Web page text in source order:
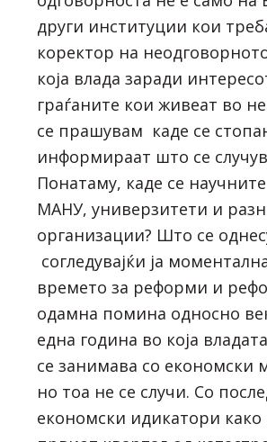
други институции кои
коректор на
која влада заради
граѓаните кои живеат во
се прашувам каде се
информираат што се
Понатаму, каде се
МАНУ, универзитети и
организации? Што се
согледувајќи ја
времето за реформи и
одамна помина односно
една година во која
се занимава со економски
но тоа не се случи. Со
економски идикатори